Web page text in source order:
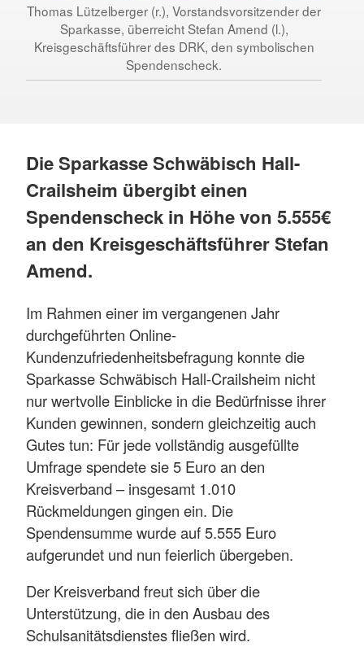
Thomas Lützelberger (r.), Vorstandsvorsitzender der
Sparkasse, überreicht Stefan Amend (l.),
Kreisgeschäftsführer des DRK, den symbolischen
Spendenscheck.
Die Sparkasse Schwäbisch Hall-
Crailsheim übergibt einen
Spendenscheck in Höhe von 5.555€
an den Kreisgeschäftsführer Stefan
Amend.
Im Rahmen einer im vergangenen Jahr
durchgeführten Online-
Kundenzufriedenheitsbefragung konnte die
Sparkasse Schwäbisch Hall-Crailsheim nicht
nur wertvolle Einblicke in die Bedürfnisse ihrer
Kunden gewinnen, sondern gleichzeitig auch
Gutes tun: Für jede vollständig ausgefüllte
Umfrage spendete sie 5 Euro an den
Kreisverband – insgesamt 1.010
Rückmeldungen gingen ein. Die
Spendensumme wurde auf 5.555 Euro
aufgerundet und nun feierlich übergeben.
Der Kreisverband freut sich über die
Unterstützung, die in den Ausbau des
Schulsanitätsdienstes fließen wird.